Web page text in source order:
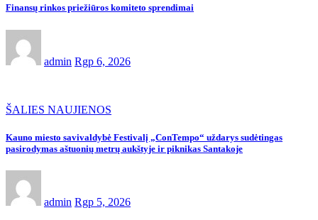
Finansų rinkos priežiūros komiteto sprendimai
admin Rgp 6, 2026
ŠALIES NAUJIENOS
Kauno miesto savivaldybė Festivalį „ConTempo“ uždarys sudėtingas
pasirodymas aštuonių metrų aukštyje ir piknikas Santakoje
admin Rgp 5, 2026